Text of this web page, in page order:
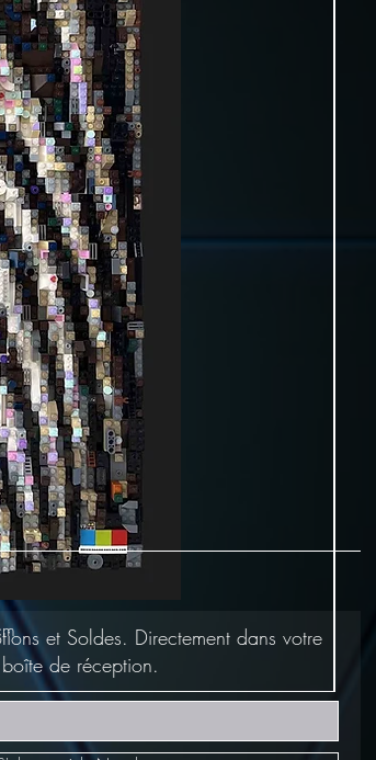
et Soldes. Directement dans votre
boîte de réception.